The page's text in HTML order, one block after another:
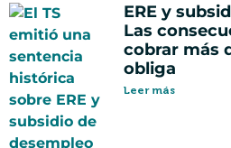
ERE y
Las
cobrar más
obliga
Leer más